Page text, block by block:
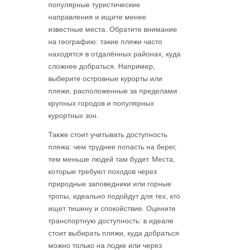
популярные туристические
направления и ищите менее
известные места. Обратите внимание
на географию: такие пляжи часто
находятся в отдалённых районах, куда
сложнее добраться. Например,
выберите островные курорты или
пляжи, расположенные за пределами
крупных городов и популярных
курортных зон.
Также стоит учитывать доступность
пляжа: чем труднее попасть на берег,
тем меньше людей там будет. Места,
которые требуют походов через
природные заповедники или горные
тропы, идеально подойдут для тех, кто
ищет тишину и спокойствие. Оцените
транспортную доступность: в идеале
стоит выбирать пляжи, куда добраться
можно только на лодке или через